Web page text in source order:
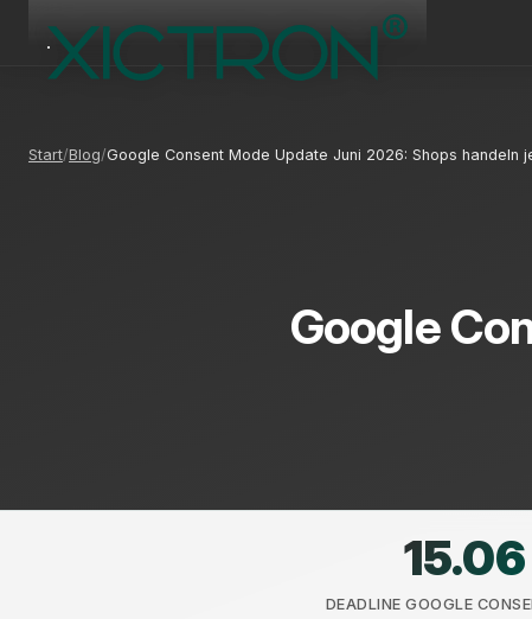
Start Blog Google Consent Mode Update Juni 2026: Shops handeln
Google
15.06
DEADLINE GOOGLE